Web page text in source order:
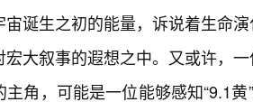
宙诞生之初的能量，诉说着生命
大叙事的遐想之中。又或许，
角，可能是一位能够感知“9.1